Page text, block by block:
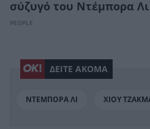
σύζυγό του Ντέμπορα Λι
PEOPLE
ΔΕΙΤΕ ΑΚΟΜΑ
ΝΤΕΜΠΟΡΑ ΛΙ ΧΙΟΥ